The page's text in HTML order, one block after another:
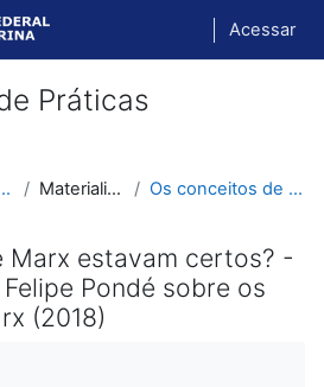
Acessar
Práticas
Curriculares Materialismo Histórico-Dialético Os conceitos de Marx estavam certos? - Aula 2 com ...
Marx estavam certos? -
Pondé sobre os
(2018)